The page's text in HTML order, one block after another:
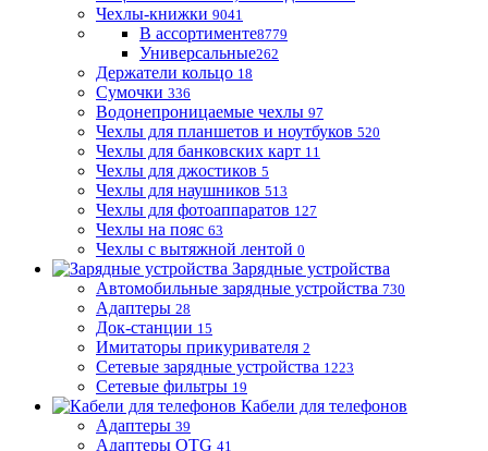
Чехлы-книжки 9041
В ассортименте8779
Универсальные262
Держатели кольцо 18
Сумочки 336
Водонепроницаемые чехлы 97
Чехлы для планшетов и ноутбуков 520
Чехлы для банковских карт 11
Чехлы для джостиков 5
Чехлы для наушников 513
Чехлы для фотоаппаратов 127
Чехлы на пояс 63
Чехлы с вытяжной лентой 0
Зарядные устройства
Автомобильные зарядные устройства 730
Адаптеры 28
Док-станции 15
Имитаторы прикуривателя 2
Сетевые зарядные устройства 1223
Сетевые фильтры 19
Кабели для телефонов
Адаптеры 39
Адаптеры OTG 41